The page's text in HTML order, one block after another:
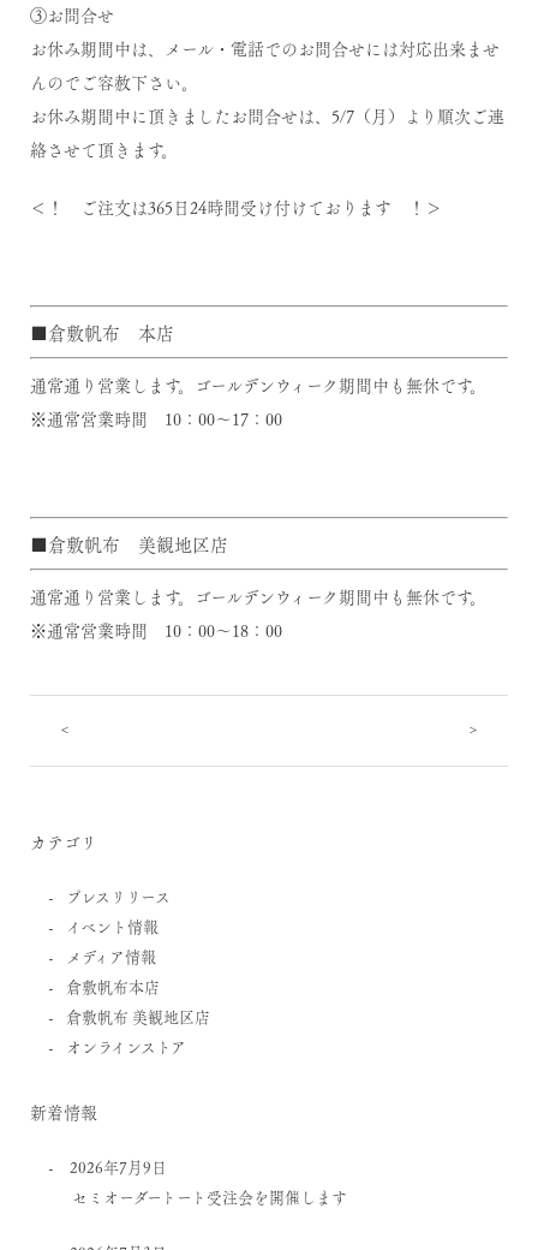
③お問合せ
お休み期間中は、メール・電話でのお問合せには対応出来ませ
んのでご容赦下さい。
お休み期間中に頂きましたお問合せは、5/7（月）より順次ご連
絡させて頂きます。
＜！ ご注文は365日24時間受け付けております ！＞
■倉敷帆布 本店
通常通り営業します。ゴールデンウィーク期間中も無休です。
※通常営業時間 10：00～17：00
■倉敷帆布 美観地区店
通常通り営業します。ゴールデンウィーク期間中も無休です。
※通常営業時間 10：00～18：00
< >
カテゴリ
プレスリリース
イベント情報
メディア情報
倉敷帆布本店
倉敷帆布 美観地区店
オンラインストア
新着情報
2026年7月9日
セミオーダートート受注会を開催します